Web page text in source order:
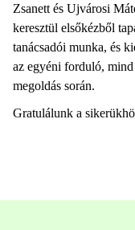
Zsanett és Ujvárosi
keresztül elsőkézből
tanácsadói munka, és
az egyéni forduló, mind
megoldás során.
Gratulálunk a